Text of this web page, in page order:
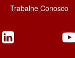
Trabalhe Conosco